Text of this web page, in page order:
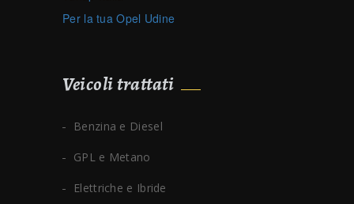
Per la tua Opel Udine
Veicoli trattati
Benzina e Diesel
GPL e Metano
Elettriche e Ibride